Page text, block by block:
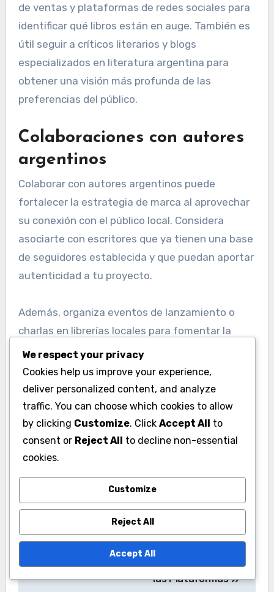
de ventas y plataformas de redes sociales para
identificar qué libros están en auge. También es
útil seguir a críticos literarios y blogs
especializados en literatura argentina para
obtener una visión más profunda de las
preferencias del público.
Colaboraciones con autores
argentinos
Colaborar con autores argentinos puede
fortalecer la estrategia de marca al aprovechar
su conexión con el público local. Considera
asociarte con escritores que ya tienen una base
de seguidores establecida y que puedan aportar
autenticidad a tu proyecto.
Además, organiza eventos de lanzamiento o
charlas en librerías locales para fomentar la
interacción entre autores y lectores. Estas
actividades no solo aumentan la visibilidad de
los libros, sino que también crean una
comunidad alrededor de la marca.
Post
navigation
Eventos de Autor:
Fortaleciendo Tu
Marca del Autor:
las Plataformas
We respect your privacy
Cookies help us improve your experience,
deliver personalized content, and analyze
traffic. You can choose which cookies to allow
by clicking Customize. Click Accept All to
consent or Reject All to decline non-essential
cookies.
Customize
Reject All
Accept All